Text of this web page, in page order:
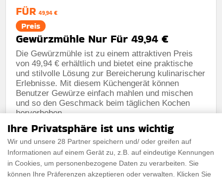
FÜR 49,94 €
Preis
Gewürzmühle Nur Für 49,94 €
Die Gewürzmühle ist zu einem attraktiven Preis
von 49,94 € erhältlich und bietet eine praktische
und stilvolle Lösung zur Bereicherung kulinarischer
Erlebnisse. Mit diesem Küchengerät können
Benutzer Gewürze einfach mahlen und mischen
und so den Geschmack beim täglichen Kochen
hervorheben.
GET ANGEBOT
Ihre Privatsphäre ist uns wichtig
Wir und unsere 28 Partner speichern und/ oder greifen auf
Informationen auf einem Gerät zu, z.B. auf eindeutige Kennungen
in Cookies, um personenbezogene Daten zu verarbeiten. Sie
können Ihre Präferenzen akzeptieren oder verwalten. Klicken Sie